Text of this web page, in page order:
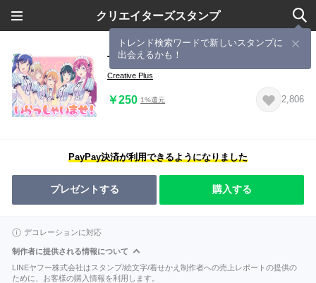
クリエイターズスタンプ
トレンド検索ワードで新しいスタンプに
出会えるかも！
TVアニメ「女神のカフェテラス」
Creative Plus
￥250 1%還元 2,806
PayPay決済が利用できるようになりました
プレゼントする 購入する
デコレーションに対応
制作者に提供される情報について
LINEヤフー株式会社はスタンプ/絵文字/着せかえ制作者への売上レポートの提供の
ために、お客様の購入情報を利用します。